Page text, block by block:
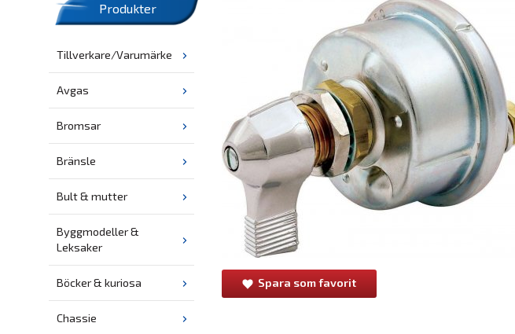
Produkter
Tillverkare/Varumärke
Avgas
Bromsar
Bränsle
Bult & mutter
Byggmodeller &
Leksaker
Böcker & kuriosa
Chassie
Spara som favorit